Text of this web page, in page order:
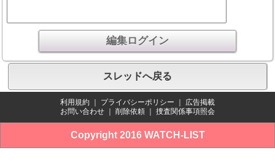
スレッドへ戻る
利用規約 プライバシーポリシー
広告掲載
お問い合わせ
削除依頼 捜査関係事項照会
Copyright 2016 WATCH-LIST